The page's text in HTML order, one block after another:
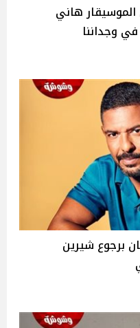
هاني
وجداننا
برجوع شيرين